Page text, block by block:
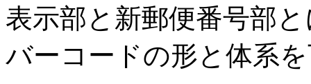
表示部と新郵便番号部
バーコードの形と体系